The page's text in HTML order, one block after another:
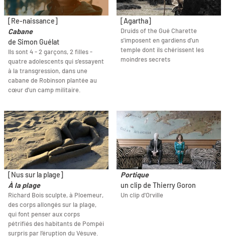
[Re-naissance]
Cabane
de Simon Guélat
Ils sont 4 - 2 garçons, 2 filles -
quatre adolescents qui s’essayent
à la transgression, dans une
cabane de Robinson plantée au
cœur d’un camp militaire.
[Agartha]
Druids of the Gué Charette
s'imposent en gardiens d'un
temple dont ils chérissent les
moindres secrets
[Nus sur la plage]
À la plage
Richard Bois sculpte, à Ploemeur,
des corps allongés sur la plage,
qui font penser aux corps
pétrifiés des habitants de Pompéi
surpris par l’éruption du Vésuve.
Portique
un clip de Thierry Goron
Un clip d'Orville